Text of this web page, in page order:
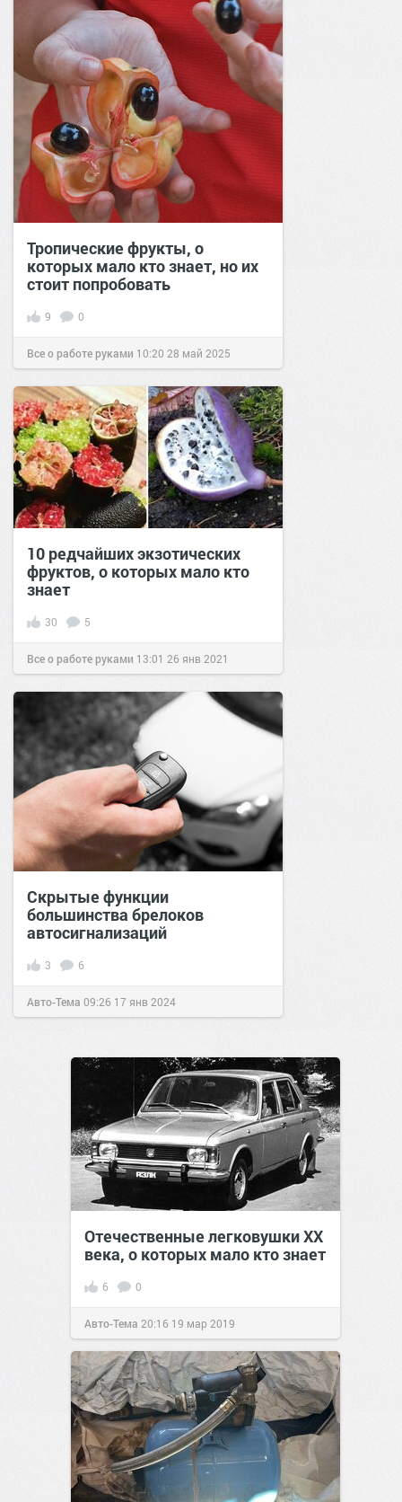
Тропические фрукты, о
которых мало кто знает, но их
стоит попробовать
9 0
Все о работе руками 10:20 28 май 2025
10 редчайших экзотических
фруктов, о которых мало кто
знает
30 5
Все о работе руками 13:01 26 янв 2021
Скрытые функции
большинства брелоков
автосигнализаций
3 6
Авто-Тема 09:26 17 янв 2024
Отечественные легковушки ХХ
века, о которых мало кто знает
6 0
Авто-Тема 20:16 19 мар 2019